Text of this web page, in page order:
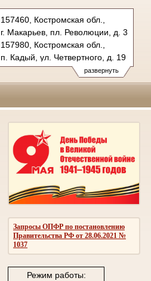
развернуть
157460, Костромская обл.,
г. Макарьев, пл. Революции, д. 3
157980, Костромская обл.,
п. Кадый, ул. Четвертного, д. 19
Тел.: +7(494-45) 55-5-57,
+7(494-42) 3-40-43
kadiysky.kst@sudrf.ru
Запросы ОПФР по постановлению
Правительства РФ от 28.06.2021 №
1037
Режим работы: